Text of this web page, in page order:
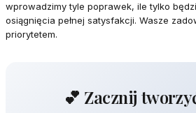
wprowadzimy tyle poprawek, ile tylko
osiągnięcia pełnej satysfakcji. Wasze
priorytetem.
💕 Zacznij